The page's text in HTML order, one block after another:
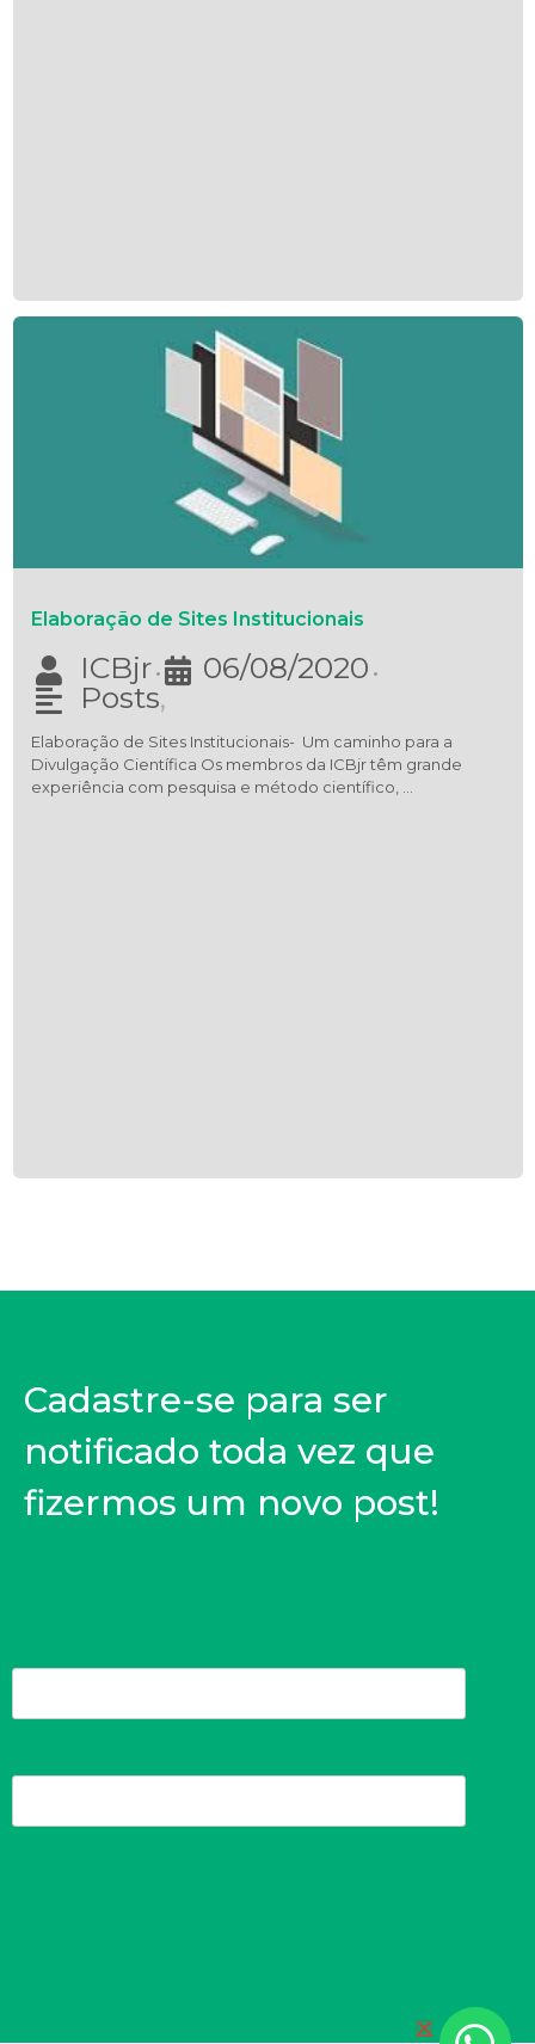
Elaboração de Sites Institucionais
ICBjr • 06/08/2020 •
Posts,
Elaboração de Sites Institucionais- Um caminho para a
Divulgação Científica Os membros da ICBjr têm grande
experiência com pesquisa e método científico, …
Cadastre-se para ser
notificado toda vez que
fizermos um novo post!